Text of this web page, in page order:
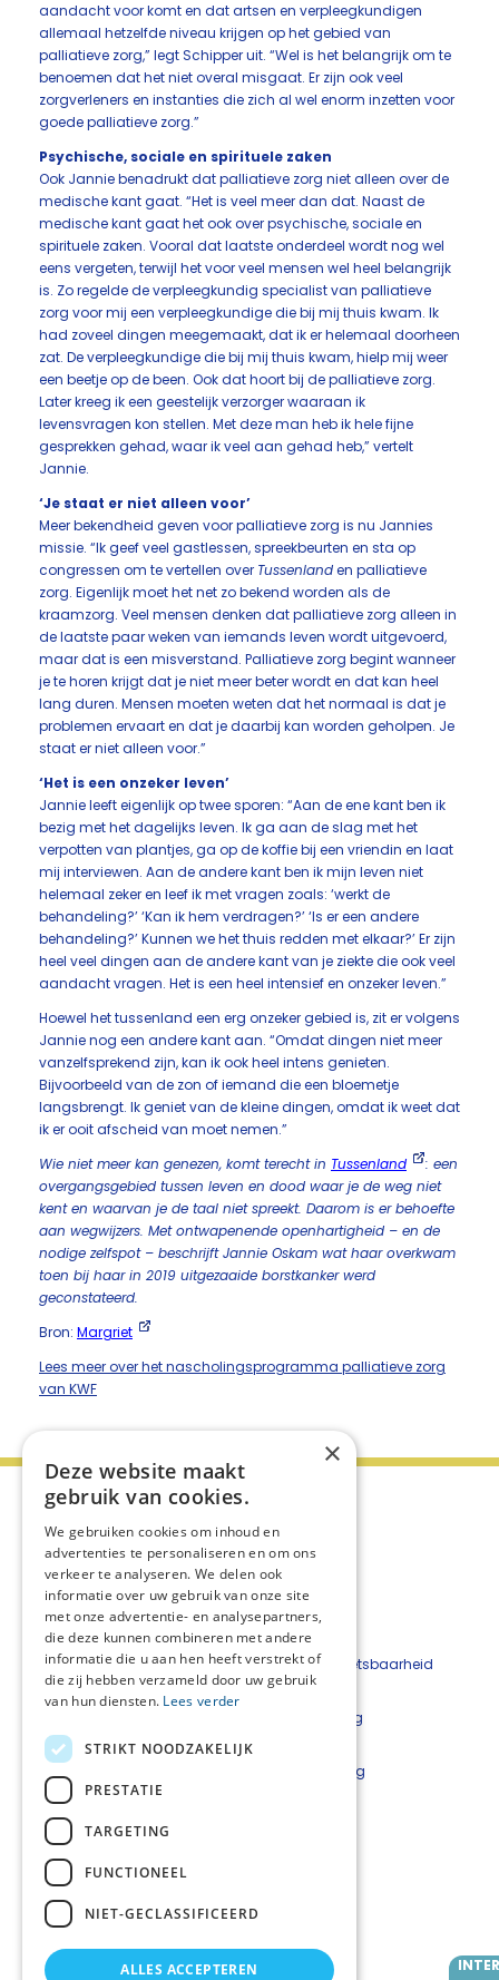
aandacht voor komt en dat artsen en verpleegkundigen
allemaal hetzelfde niveau krijgen op het gebied van
palliatieve zorg,” legt Schipper uit. “Wel is het belangrijk om te
benoemen dat het niet overal misgaat. Er zijn ook veel
zorgverleners en instanties die zich al wel enorm inzetten voor
goede palliatieve zorg.”
Psychische, sociale en spirituele zaken
Ook Jannie benadrukt dat palliatieve zorg niet alleen over de
medische kant gaat. “Het is veel meer dan dat. Naast de
medische kant gaat het ook over psychische, sociale en
spirituele zaken. Vooral dat laatste onderdeel wordt nog wel
eens vergeten, terwijl het voor veel mensen wel heel belangrijk
is. Zo regelde de verpleegkundig specialist van palliatieve
zorg voor mij een verpleegkundige die bij mij thuis kwam. Ik
had zoveel dingen meegemaakt, dat ik er helemaal doorheen
zat. De verpleegkundige die bij mij thuis kwam, hielp mij weer
een beetje op de been. Ook dat hoort bij de palliatieve zorg.
Later kreeg ik een geestelijk verzorger waaraan ik
levensvragen kon stellen. Met deze man heb ik hele fijne
gesprekken gehad, waar ik veel aan gehad heb,” vertelt
Jannie.
‘Je staat er niet alleen voor’
Meer bekendheid geven voor palliatieve zorg is nu Jannies
missie. “Ik geef veel gastlessen, spreekbeurten en sta op
congressen om te vertellen over Tussenlanden palliatieve
zorg. Eigenlijk moet het net zo bekend worden als de
kraamzorg. Veel mensen denken dat palliatieve zorg alleen in
de laatste paar weken van iemands leven wordt uitgevoerd,
maar dat is een misverstand. Palliatieve zorg begint wanneer
je te horen krijgt dat je niet meer beter wordt en dat kan heel
lang duren. Mensen moeten weten dat het normaal is dat je
problemen ervaart en dat je daarbij kan worden geholpen. Je
staat er niet alleen voor.”
‘Het is een onzeker leven’
Jannie leeft eigenlijk op twee sporen: “Aan de ene kant ben ik
bezig met het dagelijks leven. Ik ga aan de slag met het
verpotten van plantjes, ga op de koffie bij een vriendin en laat
mij interviewen. Aan de andere kant ben ik mijn leven niet
helemaal zeker en leef ik met vragen zoals: ‘werkt de
behandeling?’ ‘Kan ik hem verdragen?’ ‘Is er een andere
behandeling?’ Kunnen we het thuis redden met elkaar?’ Er zijn
heel veel dingen aan de andere kant van je ziekte die ook veel
aandacht vragen. Het is een heel intensief en onzeker leven.”
Hoewel het tussenland een erg onzeker gebied is, zit er volgens
Jannie nog een andere kant aan. “Omdat dingen niet meer
vanzelfsprekend zijn, kan ik ook heel intens genieten.
Bijvoorbeeld van de zon of iemand die een bloemetje
langsbrengt. Ik geniet van de kleine dingen, omdat ik weet dat
ik er ooit afscheid van moet nemen.”
Wie niet meer kan genezen, komt terecht in Tussenland
: een
overgangsgebied tussen leven en dood waar je de weg niet
kent en waarvan je de taal niet spreekt. Daarom is er behoefte
aan wegwijzers. Met ontwapenende openhartigheid – en de
nodige zelfspot – beschrijft Jannie Oskam wat haar overkwam
toen bij haar in 2019 uitgezaaide borstkanker werd
geconstateerd.
Bron: Margriet
Lees meer over het nascholingsprogramma palliatieve zorg
van KWF
Beveiligingskwetsbaarheid
melden
Cookieverklaring
Disclaimer
Privacyverklaring
Netwerkcoördinatoren
Lars Luijkx
l.luijkx@careyn.nl
Mirjam Velting
m.velting@careyn.nl
×
Deze website maakt
gebruik van cookies.
We gebruiken cookies om inhoud en
advertenties te personaliseren en om ons
verkeer te analyseren. We delen ook
informatie over uw gebruik van onze site
met onze advertentie- en analysepartners,
die deze kunnen combineren met andere
informatie die u aan hen heeft verstrekt of
die zij hebben verzameld door uw gebruik
van hun diensten. Lees verder
STRIKT NOODZAKELIJK
PRESTATIE
TARGETING
FUNCTIONEEL
NIET-GECLASSIFICEERD
ALLES ACCEPTEREN